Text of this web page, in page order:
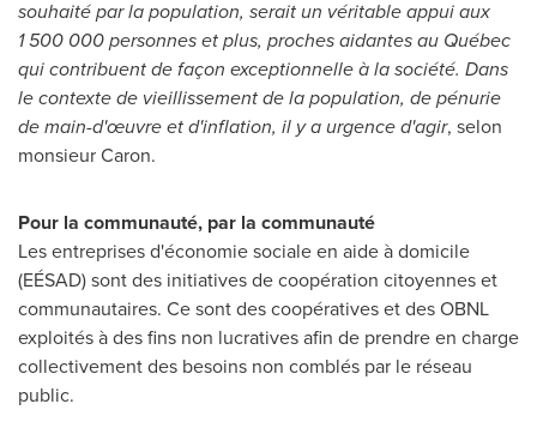
souhaité par la population, serait un véritable appui aux
1 500 000 personnes et plus, proches aidantes au Québec
qui contribuent de façon exceptionnelle à la société. Dans
le contexte de vieillissement de la population, de pénurie
de main-d'œuvre et d'inflation, il y a urgence d'agir, selon
monsieur Caron.
Pour la communauté, par la communauté
Les entreprises d'économie sociale en aide à domicile
(EÉSAD) sont des initiatives de coopération citoyennes et
communautaires. Ce sont des coopératives et des OBNL
exploités à des fins non lucratives afin de prendre en charge
collectivement des besoins non comblés par le réseau
public.